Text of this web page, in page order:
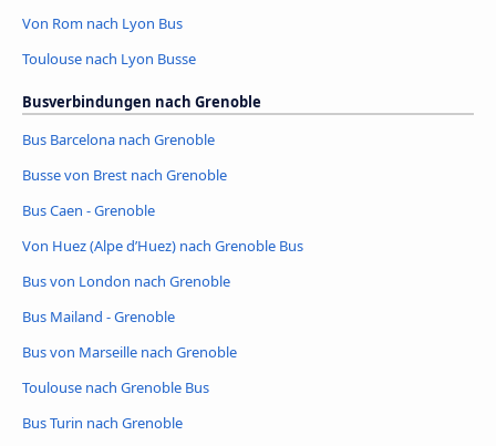
Von Rom nach Lyon Bus
Toulouse nach Lyon Busse
Busverbindungen nach Grenoble
Bus Barcelona nach Grenoble
Busse von Brest nach Grenoble
Bus Caen - Grenoble
Von Huez (Alpe d’Huez) nach Grenoble Bus
Bus von London nach Grenoble
Bus Mailand - Grenoble
Bus von Marseille nach Grenoble
Toulouse nach Grenoble Bus
Bus Turin nach Grenoble